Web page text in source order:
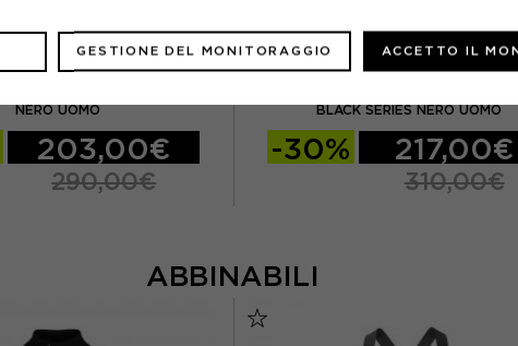
ASSOS
NERO UOMO
203,00€
290,00€
ASSOS
BLACK SERIES NERO UOMO
-30% 217,00€
310,00€
ABBINABILI
GESTIONE DEL MONITORAGGIO ACCETTO IL